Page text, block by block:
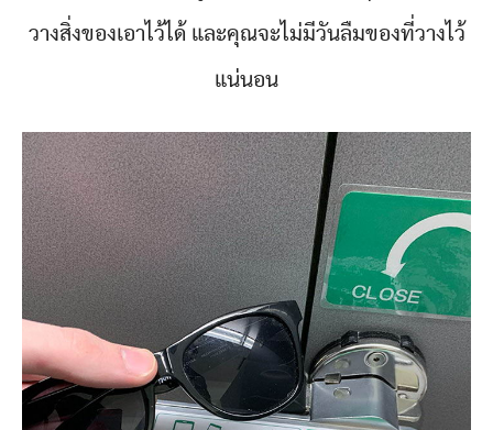
วางสิ่งของเอาไว้ได้ และคุณจะไม่มีวันลืมของที่วางไว้
แน่นอน